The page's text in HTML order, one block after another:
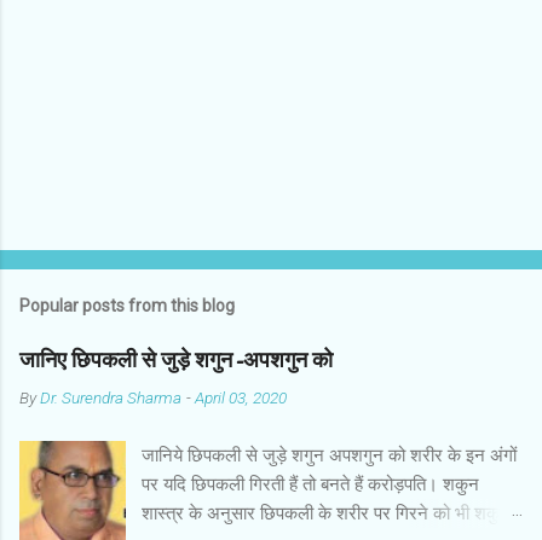
Popular posts from this blog
जानिए छिपकली से जुड़े शगुन-अपशगुन को
ByDr. Surendra Sharma -April 03, 2020
जानिये छिपकली से जुड़े शगुन अपशगुन को शरीर के इन अंगों
पर यदि छिपकली गिरती हैं तो बनते हैं करोड़पति। शकुन
शास्त्र के अनुसार छिपकली के शरीर पर गिरने को भी शकुन/